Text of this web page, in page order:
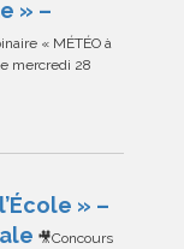
» –
« MÉTÉO à
mercredi 28
» –
🎥Concours